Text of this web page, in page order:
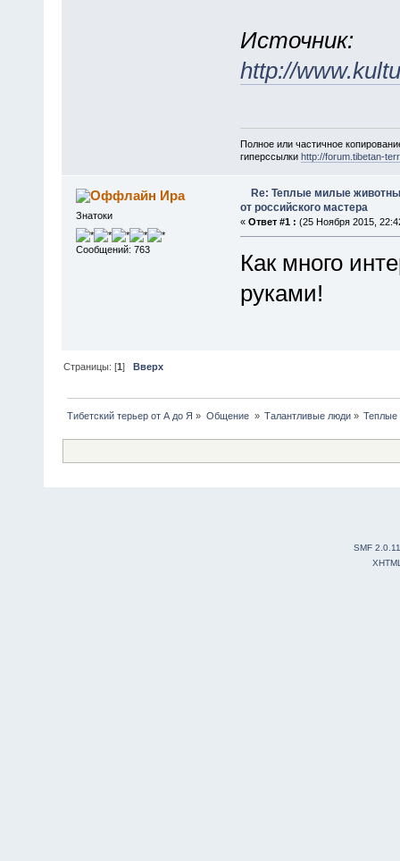
Источник:
http://
Полное или частичное
гиперссылки http://forum.tibetan-
Ира
Знатоки
Сообщений: 763
Re: Теплые милые
от российского мастера
« Ответ #1 : (25 Ноября 2015,
Как много
руками!
Страницы: [1] Вверх
Тибетский терьер от А до Я » Общение » Талантливые люди» Теплые
SMF 2.0.11